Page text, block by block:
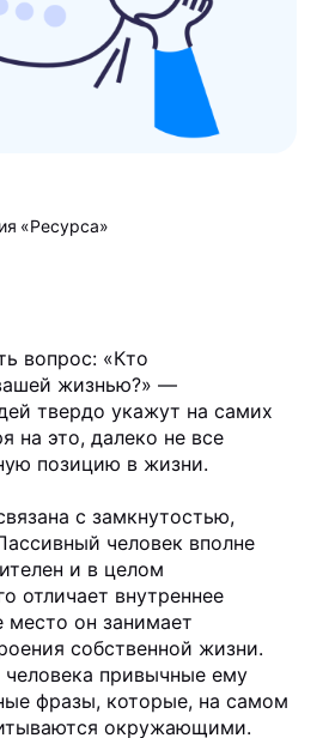
«Ресурса»
вопрос: «Кто
жизнью?» —
твердо укажут на самих
на это, далеко не все
позицию в жизни.
с замкнутостью,
человек вполне
и в целом
отличает внутреннее
он занимает
собственной жизни.
привычные ему
фразы, которые, на самом
окружающими.